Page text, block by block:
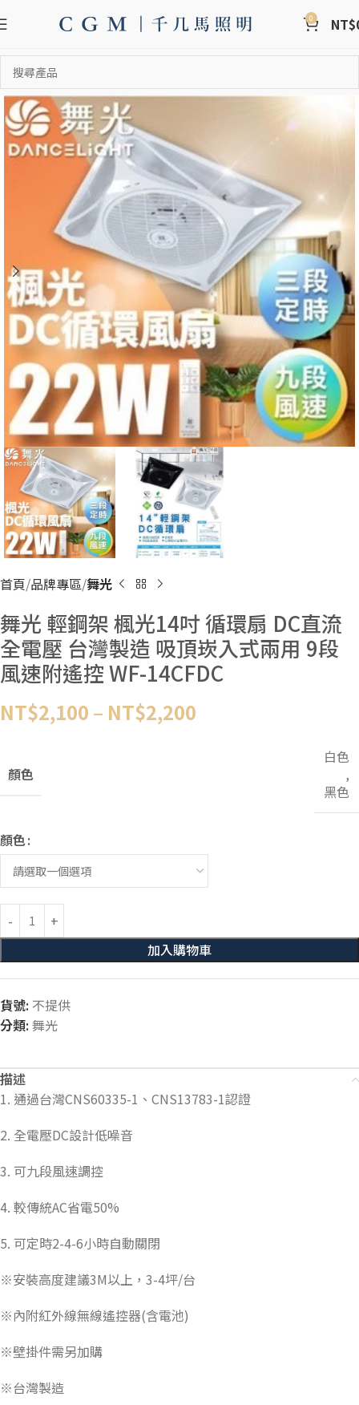
0 NT$
首頁 品牌專區 舞光
舞光 輕鋼架 楓光14吋 循環扇 DC直流
全電壓 台灣製造 吸頂崁入式兩用 9段
風速附遙控 WF-14CFDC
NT$2,100 – NT$2,200
顏色
白色
,
黑色
顏色
加入購物車
貨號: 不提供
分類: 舞光
描述
1. 通過台灣CNS60335-1、CNS13783-1認證
2. 全電壓DC設計低噪音
3. 可九段風速調控
4. 較傳統AC省電50%
5. 可定時2-4-6小時自動關閉
※安裝高度建議3M以上，3-4坪/台
※內附紅外線無線遙控器(含電池)
※壁掛件需另加購
※台灣製造